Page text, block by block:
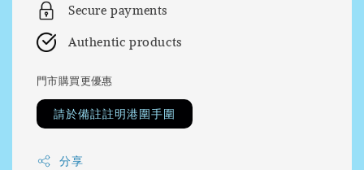
Secure payments
Authentic products
門市購買更優惠
請於備註註明港圍手圍
分享